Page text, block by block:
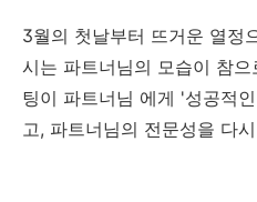
3월의 첫날부터 뜨거운 열정
시는 파트너님의 모습이 참
팅이 파트너님 에게 '성공적
고, 파트너님의 전문성을 다